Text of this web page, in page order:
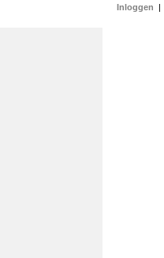
Inloggen |